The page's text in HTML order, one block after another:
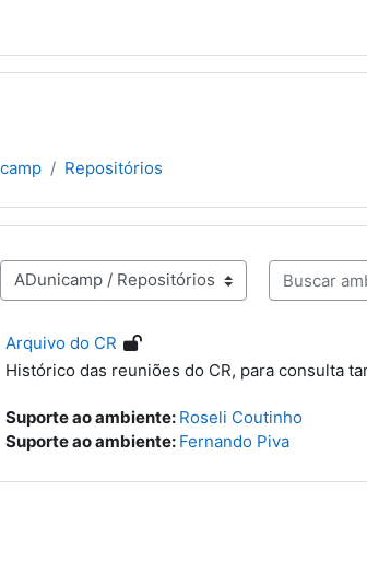
Repositórios
Categorias de Ambientes
Buscar
Arquivo do CR
Histórico das reuniões do CR, para consulta
Suporte ao ambiente: Roseli Coutinho
Suporte ao ambiente: Fernando Piva